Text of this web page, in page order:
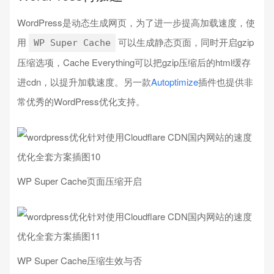
WordPress是动态生成网页，为了进一步提高加载速度，使
用
WP Super Cache
可以生成静态页面，同时开启gzip
压缩选项，Cache Everything可以把gzip压缩后的html缓存
进cdn，以提升加载速度。另一款Autoptimize插件也提供非
常优秀的WordPress优化支持。
WP Super Cache页面压缩开启
WP Super Cache压缩生效与否